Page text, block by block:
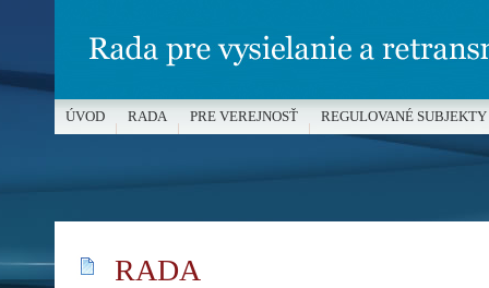
RADA
ÚVOD RADA PRE VEREJNOSŤ REGULOVANÉ SUBJEKTY